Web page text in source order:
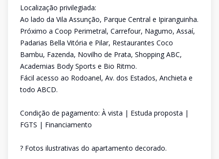
Localização privilegiada:
Ao lado da Vila Assunção, Parque Central e Ipiranguinha.
Próximo a Coop Perimetral, Carrefour, Nagumo, Assaí,
Padarias Bella Vitória e Pilar, Restaurantes Coco
Bambu, Fazenda, Novilho de Prata, Shopping ABC,
Academias Body Sports e Bio Ritmo.
Fácil acesso ao Rodoanel, Av. dos Estados, Anchieta e
todo ABCD.
Condição de pagamento: À vista | Estuda proposta |
FGTS | Financiamento
? Fotos ilustrativas do apartamento decorado.